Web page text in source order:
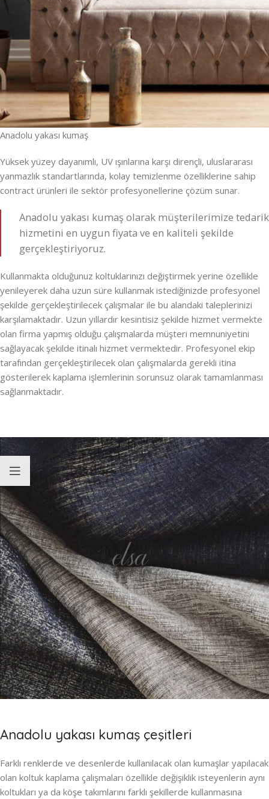
Anadolu yakası kumaş
Yüksek yüzey dayanımlı, UV ışınlarına karşı dirençli, uluslararası
yanmazlık standartlarında, kolay temizlenme özelliklerine sahip
contract ürünleri ile sektör profesyonellerine çözüm sunar.
Anadolu yakası kumaş olarak müşterilerimize tedarik
hizmetini en uygun fiyata ve en kaliteli şekilde
gerçekleştiriyoruz.
Kullanmakta olduğunuz koltuklarınızı değiştirmek yerine özellikle
yenileyerek daha uzun süre kullanmak istediğinizde profesyonel
şekilde gerçekleştirilecek çalışmalar ile bu alandaki taleplerinizi
karşılamaktadır. Uzun yıllardır kesintisiz şekilde hizmet vermekte
olan firma yapmış olduğu çalışmalarda müşteri memnuniyetini
sağlayacak şekilde itinalı hizmet vermektedir. Profesyonel ekip
tarafından gerçekleştirilecek olan çalışmalarda gerekli itina
gösterilerek kaplama işlemlerinin sorunsuz olarak tamamlanması
sağlanmaktadır.
Anadolu yakası kumaş çeşitleri
Farklı renklerde ve desenlerde kullanılacak olan kumaşlar yapılacak
olan koltuk kaplama çalışmaları özellikle değişiklik isteyenlerin aynı
koltukları ya da köşe takımlarını farklı şekillerde kullanmasına